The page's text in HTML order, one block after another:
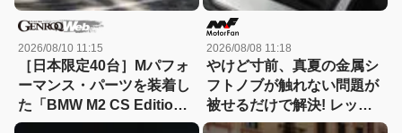
2026/08/10 11:15
［日本限定40台］Mパフォ
ーマンス・パーツを装着し
た「BMW M2 CS Edition
EDGE」が登場
2026/08/08 11:18
やけど寸前、真夏の金属シ
フトノブが触れない問題が
被せるだけで解決! レッツ
ォのシリコンカバーが夏も